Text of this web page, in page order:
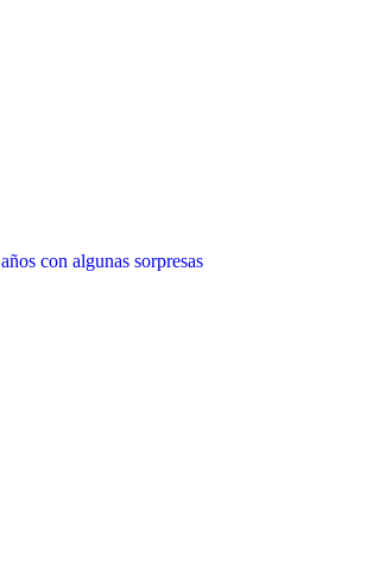
con algunas sorpresas